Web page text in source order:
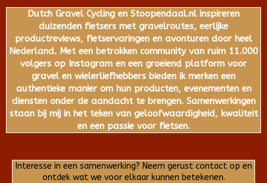
Dutch Gravel Cycling en Stoopendaal.nl inspireren
duizenden fietsers met gravelroutes, eerlijke
productreviews, fietservaringen en avonturen door heel
Nederland. Met een betrokken community van ruim 11.000
volgers op Instagram en een groeiend platform voor
gravel en wielerliefhebbers bieden ik merken een
authentieke manier om hun producten, evenementen en
diensten onder de aandacht te brengen. Samenwerkingen
staan bij mij in het teken van geloofwaardigheid, kwaliteit
en een passie voor fietsen.
Interesse in een samenwerking? Neem gerust contact op en
ontdek wat we voor elkaar kunnen betekenen.